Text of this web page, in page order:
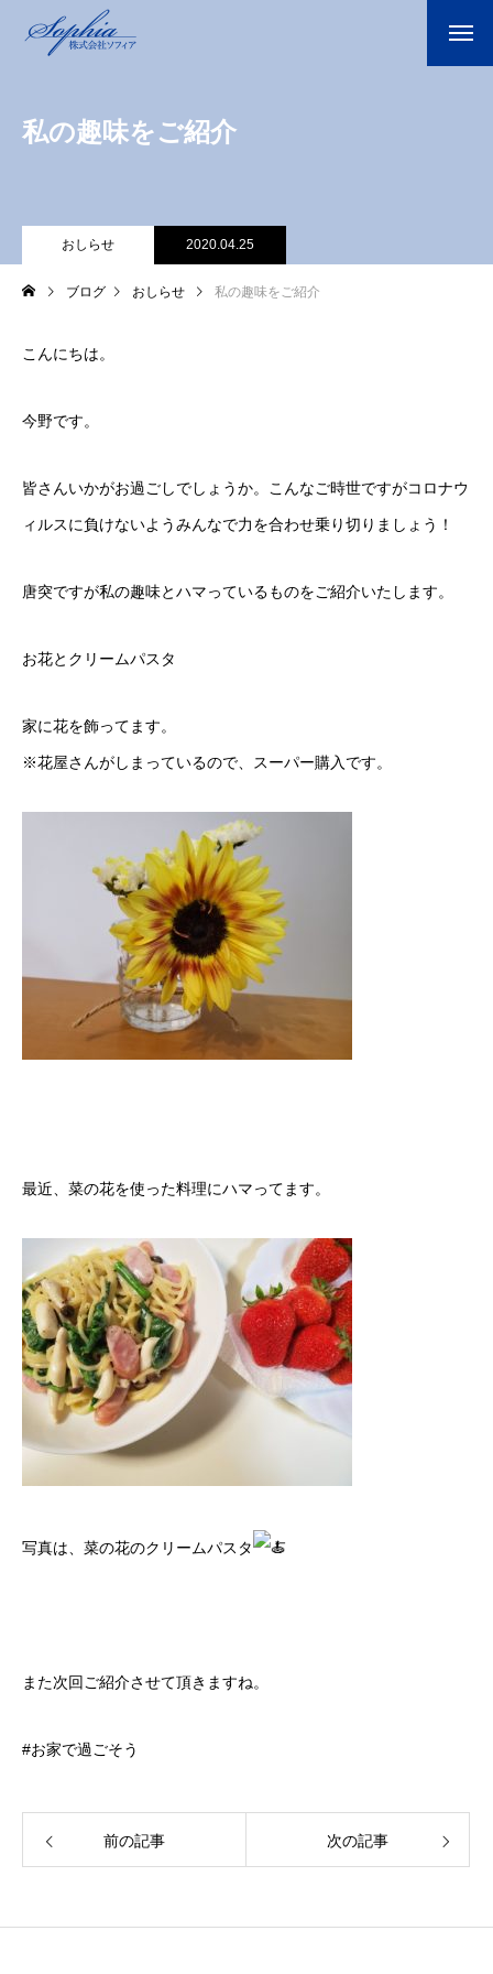
ソフィアについて
ソフィアが手掛ける事業
ソフィアの採用
プライバシーポリシー
お問合せ
私の趣味をご紹介
おしらせ 2020.04.25
ブログ おしらせ 私の趣味をご紹介
こんにちは。
今野です。
皆さんいかがお過ごしでしょうか。こんなご時世ですがコロナウ
ィルスに負けないようみんなで力を合わせ乗り切りましょう！
唐突ですが私の趣味とハマっているものをご紹介いたします。
お花とクリームパスタ
家に花を飾ってます。
※花屋さんがしまっているので、スーパー購入です。
最近、菜の花を使った料理にハマってます。
写真は、菜の花のクリームパスタ
また次回ご紹介させて頂きますね。
#お家で過ごそう
前の記事 次の記事